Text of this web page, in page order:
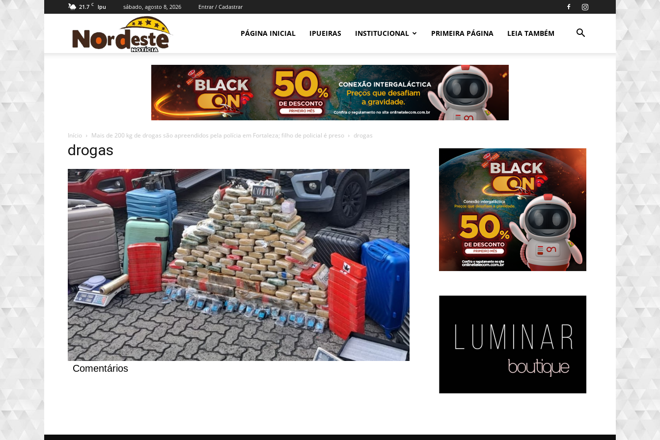
21.7 C Ipu sábado, agosto 8, 2026 Entrar / Cadastrar
Notícia
PÁGINA INICIAL IPUEIRAS INSTITUCIONAL PRIMEIRA PÁGINA LEIA TAMBÉM
Início Mais de 200 kg de drogas são apreendidos pela polícia em Fortaleza; filho de policial é preso drogas
drogas
Comentários